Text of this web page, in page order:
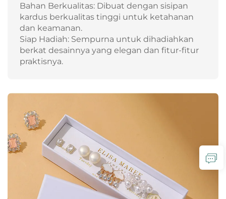
Bahan Berkualitas: Dibuat dengan sisipan
kardus berkualitas tinggi untuk ketahanan
dan keamanan.
Siap Hadiah: Sempurna untuk dihadiahkan
berkat desainnya yang elegan dan fitur-fitur
praktisnya.